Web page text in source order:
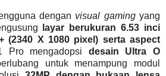
dengan visual gamingyang
layar berukuran 6.53 inci
(2340 X 1080 pixel) serta aspect
Pro mengadopsi desain Ultra O
untuk menampung modul